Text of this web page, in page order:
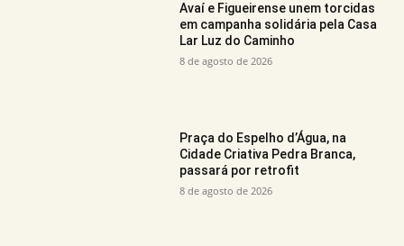
Avaí e Figueirense unem torcidas
em campanha solidária pela Casa
Lar Luz do Caminho
8 de agosto de 2026
Praça do Espelho d’Água, na
Cidade Criativa Pedra Branca,
passará por retrofit
8 de agosto de 2026